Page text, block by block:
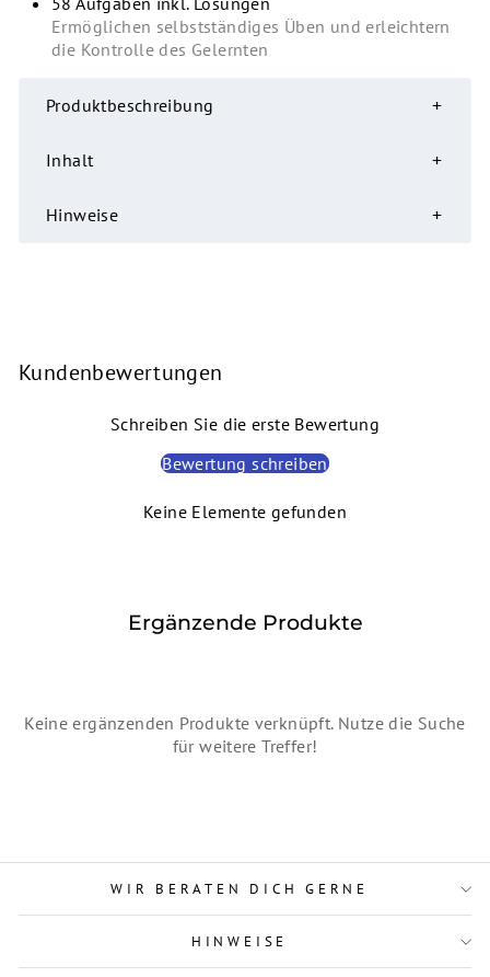
Ermöglichen selbstständiges Üben und erleichtern
die Kontrolle des Gelernten
Produktbeschreibung
Inhalt
Hinweise
Kundenbewertungen
Schreiben Sie die erste Bewertung
Bewertung schreiben
Keine Elemente gefunden
Ergänzende Produkte
Keine ergänzenden Produkte verknüpft. Nutze die Suche
für weitere Treffer!
WIR BERATEN DICH GERNE
HINWEISE